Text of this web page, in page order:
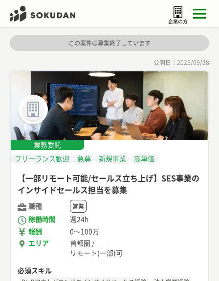
企業の方
この案件は募集終了しています
公開日： 2025/09/28
業務委託
フリーランス歓迎
急募 新規事業 高単価
【一部リモート可能/セールス立ち上げ】SES事業の
インサイドセールス担当を募集
職種 営業
稼働時間
週24h
報酬
0〜100万
エリア
首都圏 /
リモート(一部)可
必須スキル